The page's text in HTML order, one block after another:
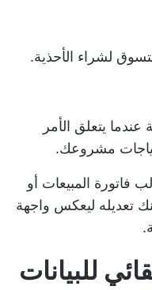
يتعلق الأمر
فاتورة المبيعات أو
تعديله ليعكس واجهة
للبيانات